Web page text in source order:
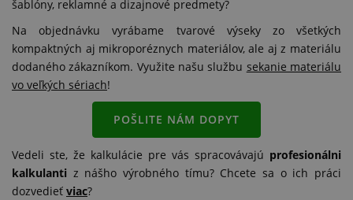
šablóny, reklamné a dizajnové predmety?
Na objednávku vyrábame tvarové výseky zo všetkých
kompaktných aj mikroporéznych materiálov, ale aj z materiálu
dodaného zákazníkom. Využite našu službu sekanie materiálu
vo veľkých sériach!
POŠLITE NÁM DOPYT
Vedeli ste, že kalkulácie pre vás spracovávajú profesionálni
kalkulanti z nášho výrobného tímu? Chcete sa o ich práci
dozvedieť viac?